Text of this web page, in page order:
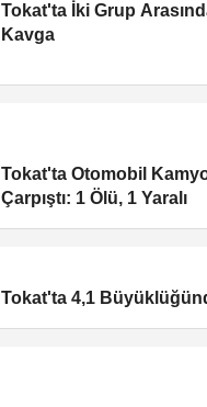
Tokat'ta İki Grup
Kavga
Tokat'ta Otomobil
Çarpıştı: 1 Ölü, 1 Yaralı
Tokat'ta 4,1